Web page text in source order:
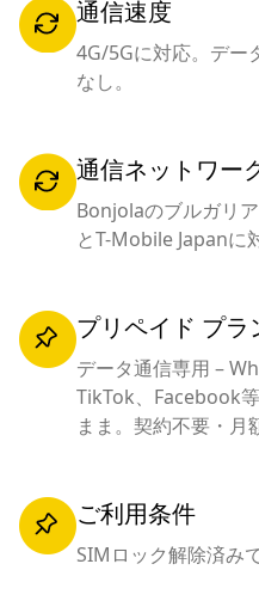
通信速度
4G/5Gに対応。デー
なし。
通信ネットワー
Bonjolaのブルガリ
とT-Mobile Japanに
プリペイド プラ
データ通信専用 –
TikTok、Facebook
まま。契約不要・月
ご利用条件
SIMロック解除済み